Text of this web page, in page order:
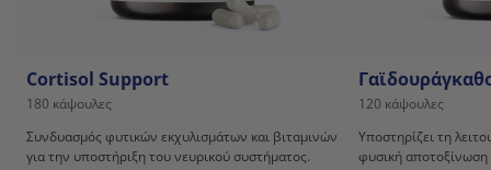
Cortisol Support
180 κάψουλες
Συνδυασμός φυτικών εκχυλισμάτων και βιταμινών
για την υποστήριξη του νευρικού συστήματος.
120 κάψουλες
Υποστηρίζει τη
φυσική